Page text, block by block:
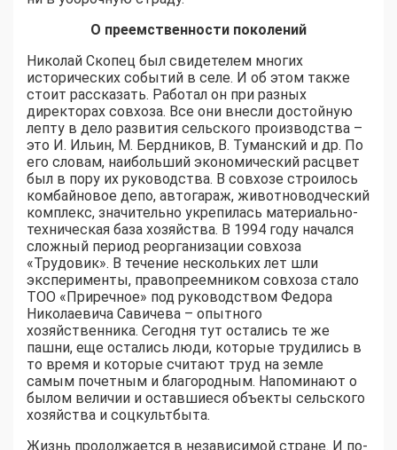
О преемственности поколений
Николай Скопец был свидетелем многих
исторических событий в селе. И об этом также
стоит рассказать. Работал он при разных
директорах совхоза. Все они внесли достойную
лепту в дело развития сельского производства –
это И. Ильин, М. Бердников, В. Туманский и др. По
его словам, наибольший экономический расцвет
был в пору их руководства. В совхозе строилось
комбайновое депо, автогараж, животноводческий
комплекс, значительно укрепилась материально-
техническая база хозяйства. В 1994 году начался
сложный период реорганизации совхоза
«Трудовик». В течение нескольких лет шли
эксперименты, правопреемником совхоза стало
ТОО «Приречное» под руководством Федора
Николаевича Савичева – опытного
хозяйственника. Сегодня тут остались те же
пашни, еще остались люди, которые трудились в
то время и которые считают труд на земле
самым почетным и благородным. Напоминают о
былом величии и оставшиеся объекты сельского
хозяйства и соцкультбыта.
Жизнь продолжается в независимой стране. И по-